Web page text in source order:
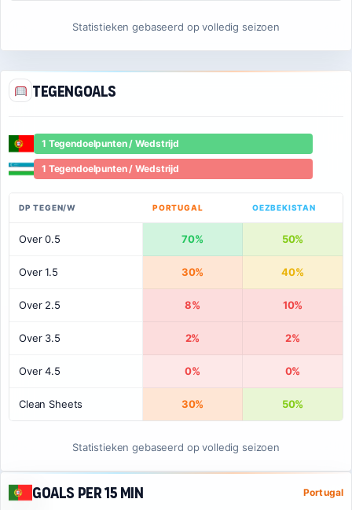
Statistieken gebaseerd op volledig seizoen
Tegengoals
1 Tegendoelpunten / Wedstrijd
1 Tegendoelpunten / Wedstrijd
DP TEGEN/W PORTUGAL OEZBEKISTAN
Over 0.5 70% 50%
Over 1.5 30% 40%
Over 2.5 8% 10%
Over 3.5 2% 2%
Over 4.5 0% 0%
Clean Sheets 30% 50%
Statistieken gebaseerd op volledig seizoen
Goals per 15 min Portugal